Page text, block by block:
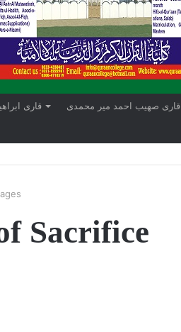
قاری قاری صھیب احمد میر محمدی
Sacrifice